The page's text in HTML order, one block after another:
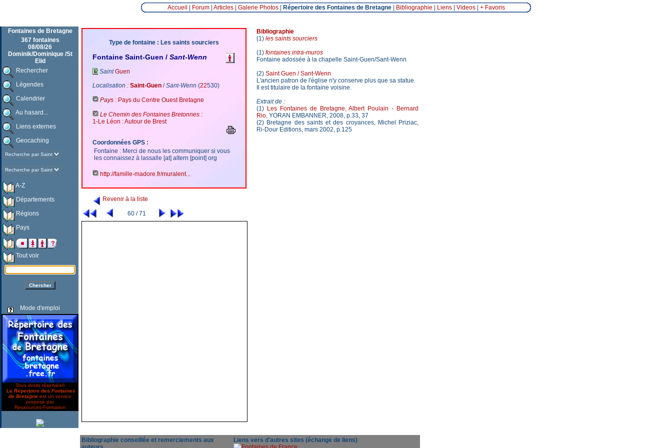
Accueil Forum| Articles| Galerie Photos| Répertoire des Fontaines de Bretagne| Bibliographie Liens| Videos| + Favoris
Fontaines de Bretagne
367 fontaines
08/08/26
Dominik/Dominique /St
Elid
Rechercher
Légendes
Calendrier
Au hasard...
Liens externes
Geocaching
A-Z
Départements
Régions
Pays
Tout voir
Mode d'emploi
Tous droits réservés©
Le Répertoire des Fontaines
de Bretagne est un service
proposé par
Ressources-Formation
Type de fontaine : Les saints sourciers
Fontaine Saint-Guen / Sant-Wenn
SaintGuen
Localisation : Saint-Guen /Sant-Wenn (22530)
Pays : Pays du Centre Ouest Bretagne
Le Chemin des Fontaines Bretonnes :
1-Le Léon : Autour de Brest
Coordonnées GPS :
Fontaine : Merci de nous les communiquer si vous
les connaissez à lassalle [at] altern [point] org
http://famille-madore.fr/muralent...
Revenir à la liste
60 / 71
Bibliographie
(1) les saints sourciers
(1) fontaines intra-muros
Fontaine adossée à la chapelle Saint-Guen/Sant-Wenn
(2) Saint Guen / Sant-Wenn
L'ancien patron de l'église n'y conserve plus que sa statue.
Il est titulaire de la fontaine voisine.
Extrait de :
(1) Les Fontaines de Bretagne, Albert Poulain - Bernard
Rio, YORAN EMBANNER, 2008, p.33, 37
(2) Bretagne des saints et des croyances, Michel Priziac,
Ri-Dour Editions, mars 2002, p.125
Bibliographie conseillée et remerciements aux
Liens vers d'autres sites (échange de liens)